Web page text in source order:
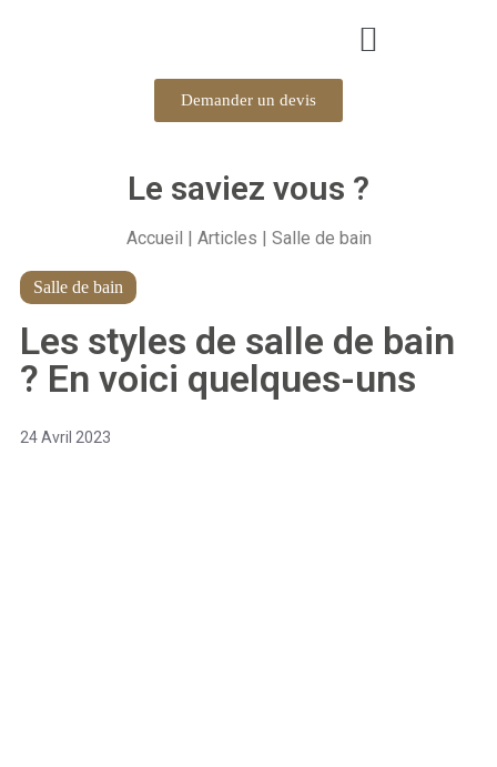
Demander un devis
Le saviez vous ?
Accueil | Articles | Salle de bain
Salle de bain
Les styles de salle de bain
? En voici quelques-uns
24 Avril 2023